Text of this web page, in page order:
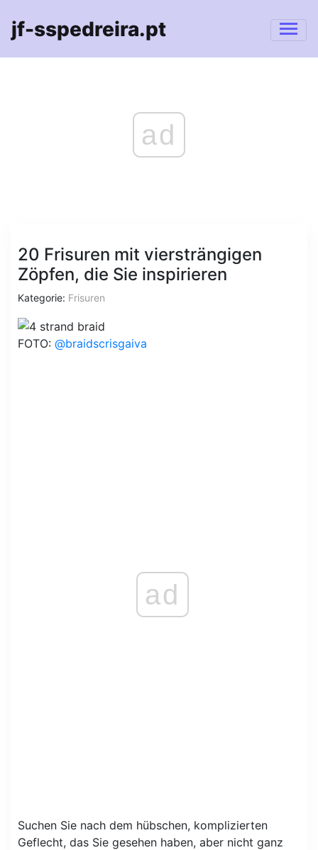
jf-sspedreira.pt
ad
20 Frisuren mit viersträngigen
Zöpfen, die Sie inspirieren
Kategorie: Frisuren
FOTO: @braidscrisgaiva
ad
Suchen Sie nach dem hübschen, komplizierten
Geflecht, das Sie gesehen haben, aber nicht ganz